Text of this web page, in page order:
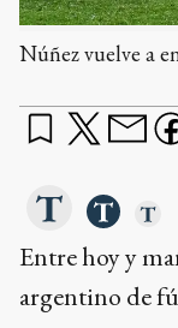
Núñez vuelve a
Entre hoy y
argentino de